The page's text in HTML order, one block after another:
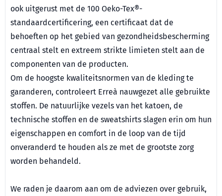
ook uitgerust met de 100 Oeko-Tex®-
standaardcertificering, een certificaat dat de
behoeften op het gebied van gezondheidsbescherming
centraal stelt en extreem strikte limieten stelt aan de
componenten van de producten.
Om de hoogste kwaliteitsnormen van de kleding te
garanderen, controleert Erreà nauwgezet alle gebruikte
stoffen. De natuurlijke vezels van het katoen, de
technische stoffen en de sweatshirts slagen erin om hun
eigenschappen en comfort in de loop van de tijd
onveranderd te houden als ze met de grootste zorg
worden behandeld.
We raden je daarom aan om de adviezen over gebruik,